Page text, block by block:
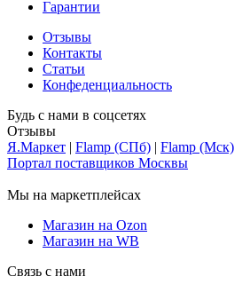
Гарантии
Отзывы
Контакты
Статьи
Конфеденциальность
Будь с нами в соцсетях
Отзывы
Я.Маркет | Flamp (СПб) | Flamp (Мск)
Портал поставщиков Москвы
Мы на маркетплейсах
Магазин на Ozon
Магазин на WB
Связь с нами